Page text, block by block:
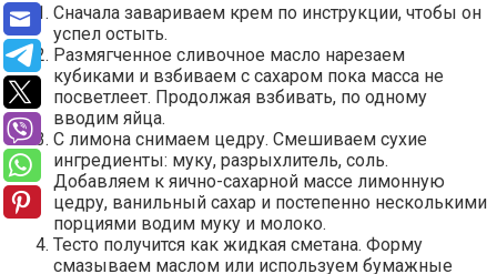
Сначала завариваем крем по инструкции, чтобы он
успел остыть.
Размягченное сливочное масло нарезаем
кубиками и взбиваем с сахаром пока масса не
посветлеет. Продолжая взбивать, по одному
вводим яйца.
С лимона снимаем цедру. Смешиваем сухие
ингредиенты: муку, разрыхлитель, соль.
Добавляем к яично-сахарной массе лимонную
цедру, ванильный сахар и постепенно несколькими
порциями водим муку и молоко.
Тесто получится как жидкая сметана. Форму
смазываем маслом или используем бумажные